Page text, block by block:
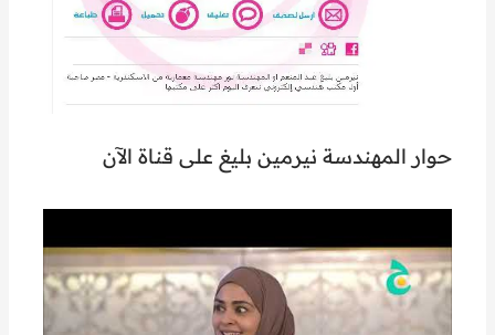
حوار المهندسة نيرمين بليغ على قناة الآن